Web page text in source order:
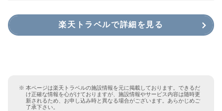
楽天トラベルで詳細を見る
本ページは楽天トラベルの施設情報を元に掲載しております。できるだ
け正確な情報を心がけておりますが、施設情報やサービス内容は随時更
新されるため、お申し込み時と異なる場合がございます。あらかじめご
了承下さい。